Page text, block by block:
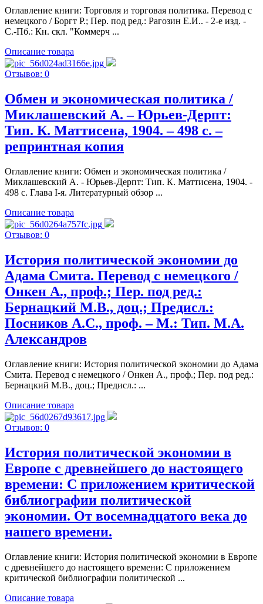
Оглавление книги: Торговля и торговая политика. Перевод с
немецкого / Боргт Р.; Пер. под ред.: Рагозин Е.И.. - 2-е изд. -
С.-Пб.: Кн. скл. "Коммерч ...
Описание товара
Отзывов: 0
Обмен и экономическая политика /
Миклашевский А. – Юрьев-Дерпт:
Тип. К. Маттисена, 1904. – 498 c. –
репринтная копия
Оглавление книги: Обмен и экономическая политика /
Миклашевский А. - Юрьев-Дерпт: Тип. К. Маттисена, 1904. -
498 c. Глава I-я. Литературный обзор ...
Описание товара
Отзывов: 0
История политической экономии до
Адама Смита. Перевод с немецкого /
Онкен А., проф.; Пер. под ред.:
Бернацкий М.В., доц.; Предисл.:
Посников А.С., проф. – М.: Тип. М.А.
Александров
Оглавление книги: История политической экономии до Адама
Смита. Перевод с немецкого / Онкен А., проф.; Пер. под ред.:
Бернацкий М.В., доц.; Предисл.: ...
Описание товара
Отзывов: 0
История политической экономии в
Европе с древнейшего до настоящего
времени: С приложением критической
библиографии политической
экономии. От восемнадцатого века до
нашего времени.
Оглавление книги: История политической экономии в Европе
с древнейшего до настоящего времени: С приложением
критической библиографии политической ...
Описание товара